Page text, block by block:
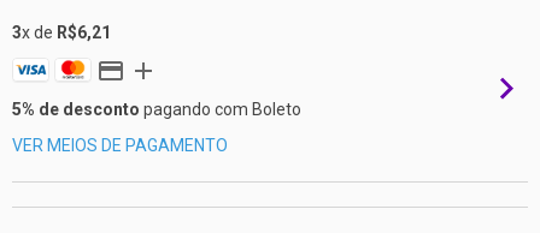
3x de R$6,21
5% de desconto pagando com Boleto
VER MEIOS DE PAGAMENTO